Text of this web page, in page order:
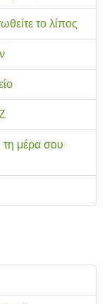
το λίπος
τη μέρα σου